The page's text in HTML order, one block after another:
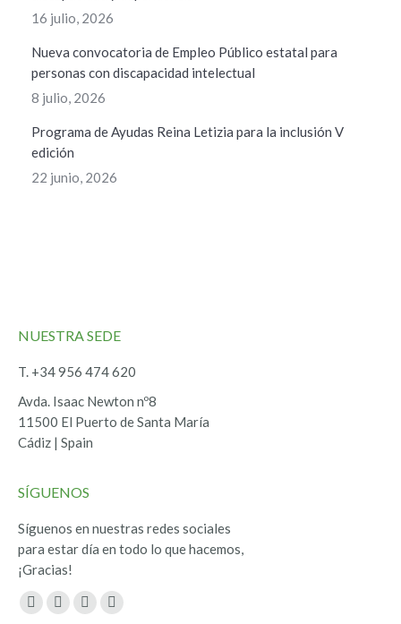
16 julio, 2026
Nueva convocatoria de Empleo Público estatal para
personas con discapacidad intelectual
8 julio, 2026
Programa de Ayudas Reina Letizia para la inclusión V
edición
22 junio, 2026
NUESTRA SEDE
T. +34 956 474 620
Avda. Isaac Newton nº8
11500 El Puerto de Santa María
Cádiz | Spain
SÍGUENOS
Síguenos en nuestras redes sociales
para estar día en todo lo que hacemos,
¡Gracias!
Encuéntranos en:
Facebook
TwitterYouTubeInstagram